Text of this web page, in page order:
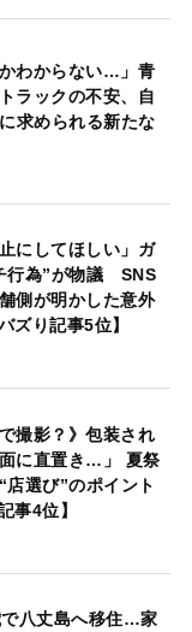
かわからない…」青
ラックの不安、自
求められる新たな
にしてほしい」ガ
行為”が物議 SNS
側が明かした意外
ズり記事5位】
撮影？》包装され
に直置き…」 夏祭
店選び”のポイント
事4位】
八丈島へ移住…家